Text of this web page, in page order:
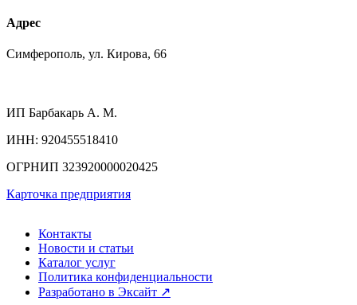
Адрес
Симферополь, ул. Кирова, 66
ИП Барбакарь А. М.
ИНН: 920455518410
ОГРНИП 323920000020425
Карточка предприятия
Контакты
Новости и статьи
Каталог услуг
Политика конфиденциальности
Разработано в Эксайт ↗